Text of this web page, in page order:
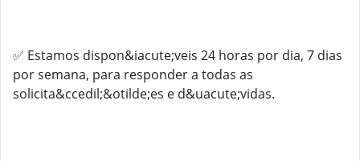
✅ Estamos dispon&iacute;veis 24 horas por dia, 7 dias
por semana, para responder a todas as
solicita&ccedil;&otilde;es e d&uacute;vidas.